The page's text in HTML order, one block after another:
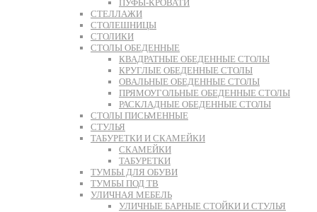
ПУФЫ-КРОВАТИ
СТЕЛЛАЖИ
СТОЛЕШНИЦЫ
СТОЛИКИ
СТОЛЫ ОБЕДЕННЫЕ
КВАДРАТНЫЕ ОБЕДЕННЫЕ СТОЛЫ
КРУГЛЫЕ ОБЕДЕННЫЕ СТОЛЫ
ОВАЛЬНЫЕ ОБЕДЕННЫЕ СТОЛЫ
ПРЯМОУГОЛЬНЫЕ ОБЕДЕННЫЕ СТОЛЫ
РАСКЛАДНЫЕ ОБЕДЕННЫЕ СТОЛЫ
СТОЛЫ ПИСЬМЕННЫЕ
СТУЛЬЯ
ТАБУРЕТКИ И СКАМЕЙКИ
СКАМЕЙКИ
ТАБУРЕТКИ
ТУМБЫ ДЛЯ ОБУВИ
ТУМБЫ ПОД ТВ
УЛИЧНАЯ МЕБЕЛЬ
УЛИЧНЫЕ БАРНЫЕ СТОЙКИ И СТУЛЬЯ